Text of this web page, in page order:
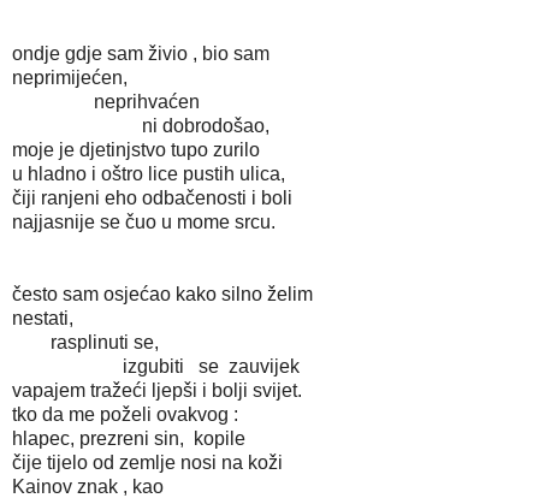
ondje gdje sam živio , bio sam
neprimijećen,
neprihvaćen
ni dobrodošao,
moje je djetinjstvo tupo zurilo
u hladno i oštro lice pustih ulica,
čiji ranjeni eho odbačenosti i boli
najjasnije se čuo u mome srcu.
često sam osjećao kako silno želim
nestati,
rasplinuti se,
izgubiti se zauvijek
vapajem tražeći ljepši i bolji svijet.
tko da me poželi ovakvog :
hlapec, prezreni sin, kopile
čije tijelo od zemlje nosi na koži
Kainov znak , kao